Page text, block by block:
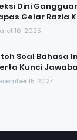
Dini
Gelar Razia
16, 2025
Soal Bahasa
Kunci
15, 2024